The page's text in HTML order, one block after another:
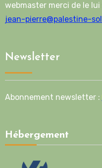
webmaster merci de le lui
jean-pierre@palestine-
Newsletter
Abonnement newsletter :
Hébergement